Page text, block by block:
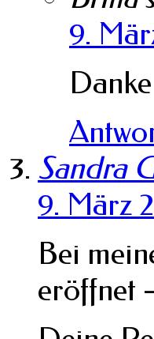
9.
Sandra
9. März
Bei
eröffnet